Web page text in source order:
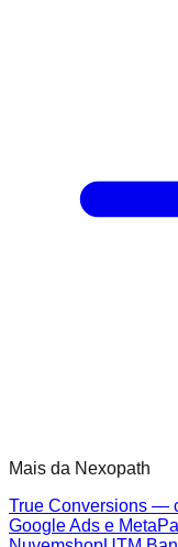
Mais da Nexopath
True Conversions —
Google Ads e Meta